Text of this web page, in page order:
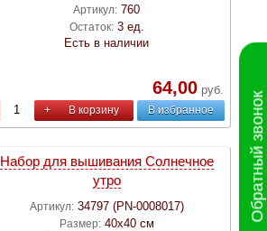
Артикул: 760
Остаток: 3 ед.
Есть в наличии
64,00руб.
+ В корзину В избранное
Набор для вышивания Cолнечное
утро
Артикул: 34797 (PN-0008017)
Размер: 40х40 см
Обратный звонок